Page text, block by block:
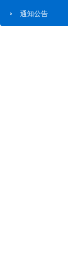
通知公告